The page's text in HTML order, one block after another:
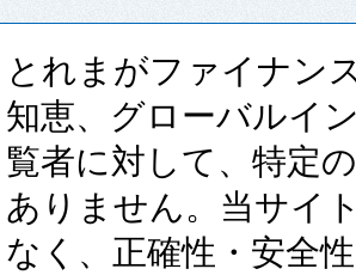
とれまがファイナン
知恵、グローバルイ
覧者に対して、特定
ありません。当サイ
なく、正確性・安全